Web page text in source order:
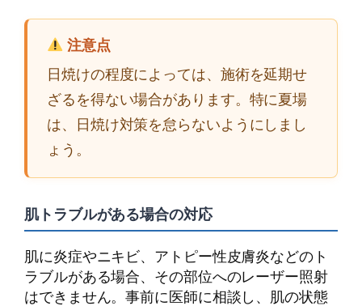
注意点
日焼けの程度によっては、施術を延期せ
ざるを得ない場合があります。特に夏場
は、日焼け対策を怠らないようにしまし
ょう。
肌トラブルがある場合の対応
肌に炎症やニキビ、アトピー性皮膚炎などのト
ラブルがある場合、その部位へのレーザー照射
はできません。事前に医師に相談し、肌の状態